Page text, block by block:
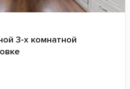
3-х комнатной